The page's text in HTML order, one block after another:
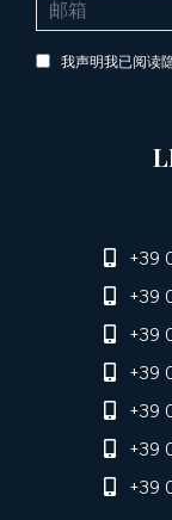
我声明我已阅读
+39
+39
+39
+39
+39
+39
+39